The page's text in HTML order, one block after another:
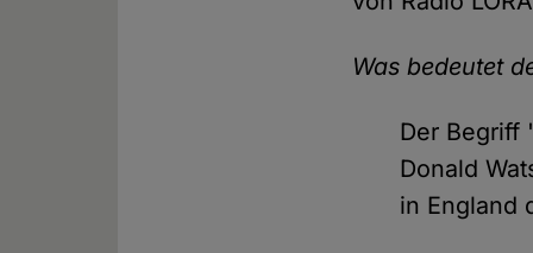
Was bedeutet
Der Begriff
Donald
in England